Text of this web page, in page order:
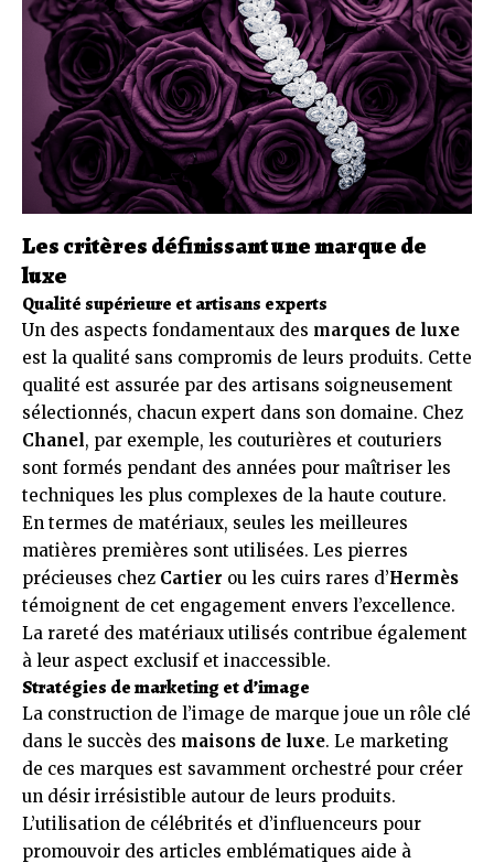
Les critères définissant une marque de
luxe
Qualité supérieure et artisans experts
Un des aspects fondamentaux des marques de luxe
est la qualité sans compromis de leurs produits. Cette
qualité est assurée par des artisans soigneusement
sélectionnés, chacun expert dans son domaine. Chez
Chanel, par exemple, les couturières et couturiers
sont formés pendant des années pour maîtriser les
techniques les plus complexes de la haute couture.
En termes de matériaux, seules les meilleures
matières premières sont utilisées. Les pierres
précieuses chez Cartier ou les cuirs rares d’Hermès
témoignent de cet engagement envers l’excellence.
La rareté des matériaux utilisés contribue également
à leur aspect exclusif et inaccessible.
Stratégies de marketing et d’image
La construction de l’image de marque joue un rôle clé
dans le succès des maisons de luxe. Le marketing
de ces marques est savamment orchestré pour créer
un désir irrésistible autour de leurs produits.
L’utilisation de célébrités et d’influenceurs pour
promouvoir des articles emblématiques aide à